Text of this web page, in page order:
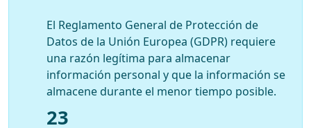
El Reglamento General de Protección de
Datos de la Unión Europea (GDPR) requiere
una razón legítima para almacenar
información personal y que la información se
almacene durante el menor tiempo posible.
23